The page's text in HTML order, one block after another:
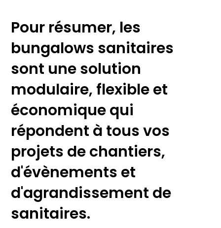
Pour résumer, les
bungalows sanitaires
sont une solution
modulaire, flexible et
économique qui
répondent à tous vos
projets de chantiers,
d'évènements et
d'agrandissement de
sanitaires.